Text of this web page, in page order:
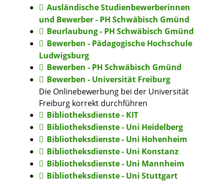
Ausländische Studienbewerberinnen
und Bewerber - PH Schwäbisch Gmünd
Beurlaubung - PH Schwäbisch Gmünd
Bewerben - Pädagogische Hochschule
Ludwigsburg
Bewerben - PH Schwäbisch Gmünd
Bewerben - Universität Freiburg
Die Onlinebewerbung bei der Universität
Freiburg korrekt durchführen
Bibliotheksdienste - KIT
Bibliotheksdienste - Uni Heidelberg
Bibliotheksdienste - Uni Hohenheim
Bibliotheksdienste - Uni Konstanz
Bibliotheksdienste - Uni Mannheim
Bibliotheksdienste - Uni Stuttgart